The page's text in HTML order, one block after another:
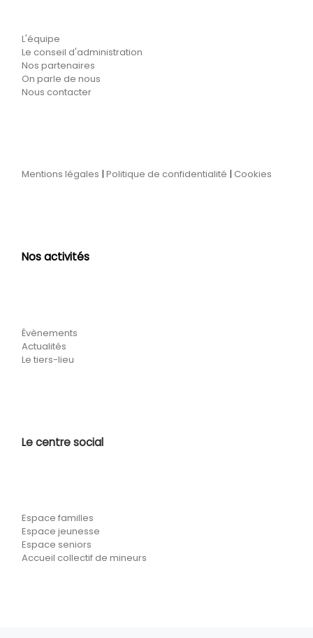
L'équipe
Le conseil d'administration
Nos partenaires
On parle de nous
Nous contacter
Mentions légales |Politique de confidentialité |Cookies
Nos activités
Évènements
Actualités
Le tiers-lieu
Le centre social
Espace familles
Espace jeunesse
Espace seniors
Accueil collectif de mineurs